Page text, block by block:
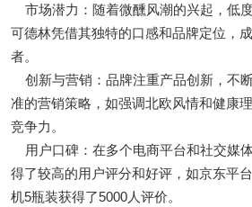
市场潜力：随着微醺风潮的兴起，低
可德林凭借其独特的口感和品牌定位，
者。
创新与营销：品牌注重产品创新，不
准的营销策略，如强调北欧风情和健康
竞争力。
用户口碑：在多个电商平台和社交媒
得了较高的用户评分和好评，如京东平
机5瓶装获得了5000人评价。